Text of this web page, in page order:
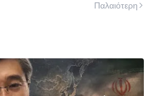
Παλαιότερη